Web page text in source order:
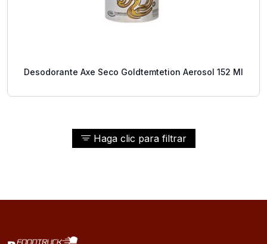
Haga clic para filtrar
Desodorante Axe Seco Goldtemtetion Aerosol 152 Ml